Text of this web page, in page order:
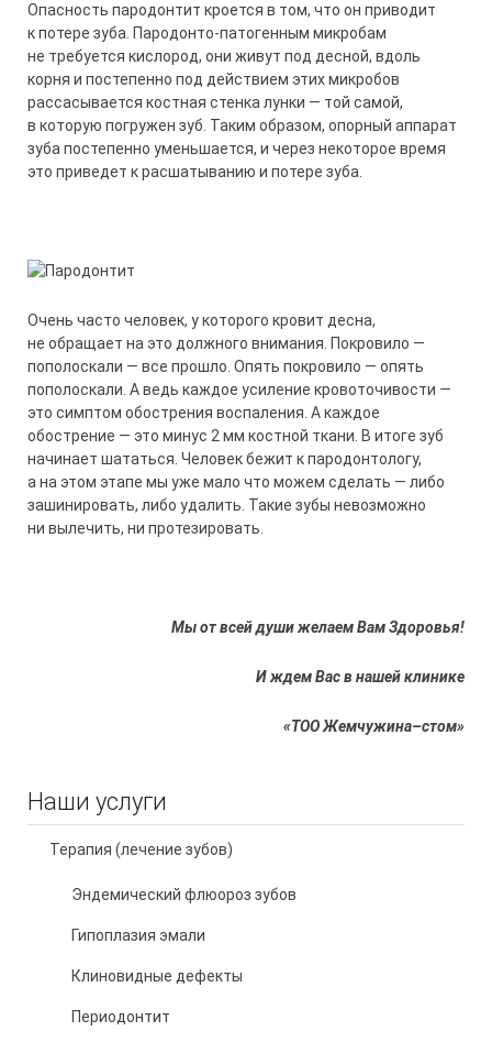
Опасность пародонтит кроется в том, что он приводит
к потере зуба. Пародонто-патогенным микробам
не требуется кислород, они живут под десной, вдоль
корня и постепенно под действием этих микробов
рассасывается костная стенка лунки — той самой,
в которую погружен зуб. Таким образом, опорный аппарат
зуба постепенно уменьшается, и через некоторое время
это приведет к расшатыванию и потере зуба.
Очень часто человек, у которого кровит десна,
не обращает на это должного внимания. Покровило —
пополоскали — все прошло. Опять покровило — опять
пополоскали. А ведь каждое усиление кровоточивости —
это симптом обострения воспаления. А каждое
обострение — это минус 2 мм костной ткани. В итоге зуб
начинает шататься. Человек бежит к пародонтологу,
а на этом этапе мы уже мало что можем сделать — либо
зашинировать, либо удалить. Такие зубы невозможно
ни вылечить, ни протезировать.
МыотвсейдушижелаемВамЗдоровья!
И ждем Вас в нашей клинике
«ТООЖемчужина–стом»
Наши услуги
Терапия (лечение зубов)
Эндемический флюороз зубов
Гипоплазия эмали
Клиновидные дефекты
Периодонтит